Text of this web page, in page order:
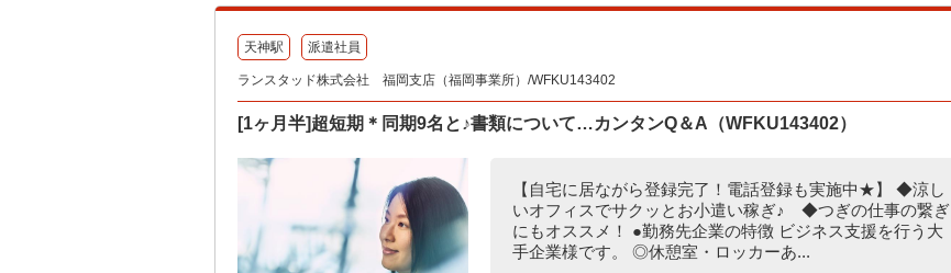
天神駅 派遣社員
ランスタッド株式会社 福岡支店（福岡事業所）/WFKU143402
[1ヶ月半]超短期＊同期9名と♪書類について…カンタンQ＆A（WFKU143402）
【自宅に居ながら登録完了！電話登録も実施中★】 ◆涼し
いオフィスでサクッとお小遣い稼ぎ♪ ◆つぎの仕事の繋ぎ
にもオススメ！ ●勤務先企業の特徴 ビジネス支援を行う大
手企業様です。 ◎休憩室・ロッカーあ...